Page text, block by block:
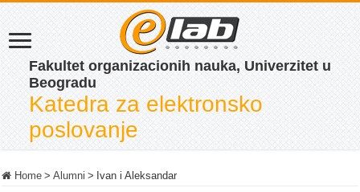
Fakultet organizacionih nauka, Univerzitet u
Beogradu
Katedra za elektronsko
poslovanje
Home > Alumni > Ivan i Aleksandar